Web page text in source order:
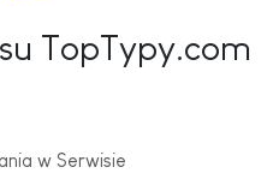
TopTypy.com
w Serwisie